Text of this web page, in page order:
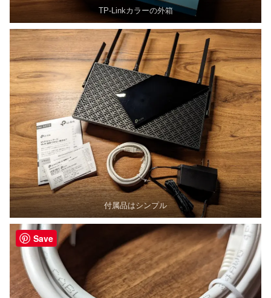
TP-Linkカラーの外箱
付属品はシンプル
Save